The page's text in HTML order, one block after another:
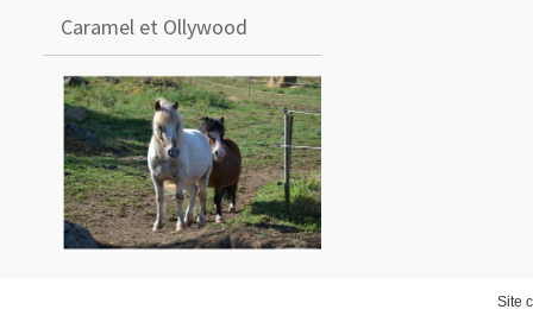
Caramel et Ollywood
Site